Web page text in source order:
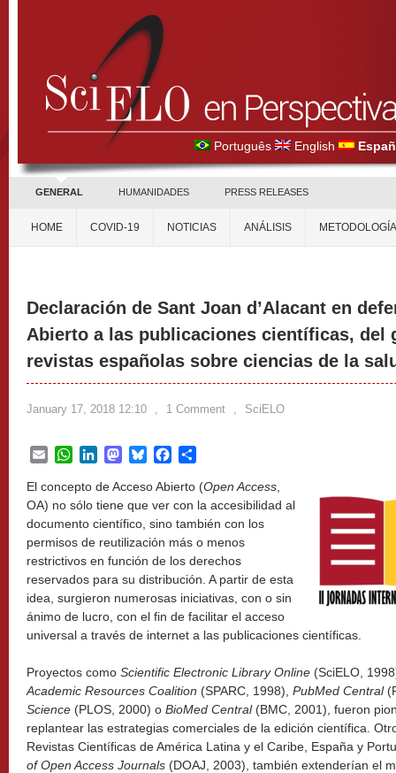
Português English
GENERAL HUMANIDADES PRESS RELEASES
HOME COVID-19 NOTICIAS ANÁLISIS METODOLOGÍA
Declaración de Sant Joan d’Alacant en
Abierto a las publicaciones científicas, del
revistas españolas sobre ciencias de la
January 17, 2018 12:10 , 1 Comment , SciELO
EmailWhatsApp
LinkedInMastodon
BlueskyFacebook
El concepto de Acceso Abierto (Open Access
OA) no sólo tiene que ver con la accesibilidad al
documento científico, sino también con los
permisos de reutilización más o menos
restrictivos en función de los derechos
reservados para su distribución. A partir de esta
idea, surgieron numerosas iniciativas, con o sin
ánimo de lucro, con el fin de facilitar el acceso
universal a través de internet a las publicaciones científicas.
Proyectos como Scientific Electronic Library Online (SciELO,
Academic Resources Coalition (SPARC, 1998), PubMed Central
Science (PLOS, 2000) o BioMed Central(BMC, 2001), fueron
replantear las estrategias comerciales de la edición científica.
Revistas Científicas de América Latina y el Caribe, España y
of Open Access Journals (DOAJ, 2003), también extenderían el